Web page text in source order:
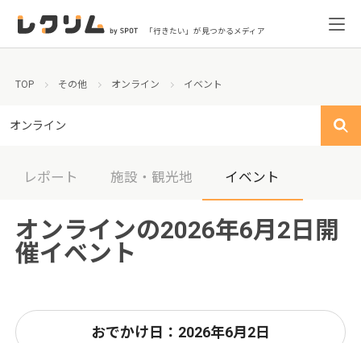
「行きたい」が見つかるメディア
TOP その他 オンライン イベント
オンライン
レポート 施設・観光地 イベント
オンラインの2026年6月2日開
催イベント
おでかけ日：2026年6月2日